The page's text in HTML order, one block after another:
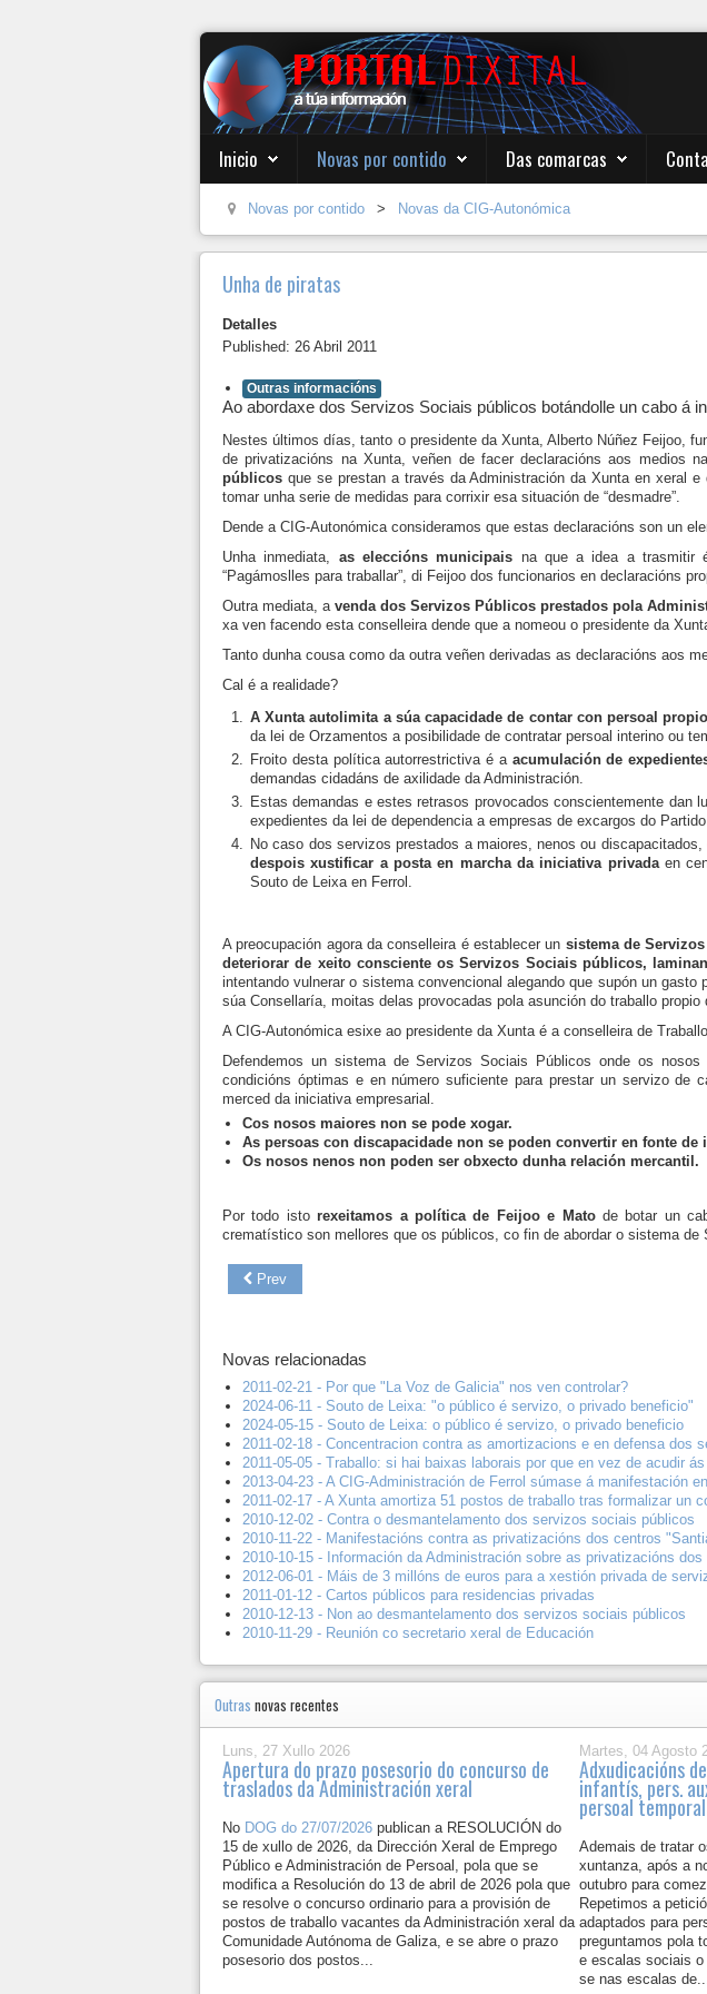
Inicio Novas por contido Das comarcas
Novas por contido > Novas da CIG-Autonómica
Unha de piratas
Detalles
Published: 26 Abril 2011
Outras informacións
Ao abordaxe dos Servizos Sociais públicos botándolle un cabo á
Nestes últimos días, tanto o presidente da Xunta, Alberto Núñez Feijoo,
de privatizacións na Xunta, veñen de facer declaracións aos medios
públicos que se prestan a través da Administración da Xunta en xeral e
tomar unha serie de medidas para corrixir esa situación de “desmadre”.
Dende a CIG-Autonómica consideramos que estas declaracións son un
Unha inmediata, as eleccións municipais na que a idea a trasmitir
“Pagámoslles para traballar”, di Feijoo dos funcionarios en declaracións
Outra mediata, a venda dos Servizos Públicos prestados pola
xa ven facendo esta conselleira dende que a nomeou o presidente da
Tanto dunha cousa como da outra veñen derivadas as declaracións aos
Cal é a realidade?
A Xunta autolimita a súa capacidade de contar con persoal propio
da lei de Orzamentos a posibilidade de contratar persoal interino ou
Froito desta política autorrestrictiva é a acumulación de
demandas cidadáns de axilidade da Administración.
Estas demandas e estes retrasos provocados conscientemente dan
expedientes da lei de dependencia a empresas de excargos do
No caso dos servizos prestados a maiores, nenos ou
despois xustificar a posta en marcha da iniciativa privadaen
Souto de Leixa en Ferrol.
A preocupación agora da conselleira é establecer un sistema de
deteriorar de xeito consciente os Servizos Sociais públicos,
intentando vulnerar o sistema convencional alegando que supón un
súa Consellaría, moitas delas provocadas pola asunción do traballo
A CIG-Autonómica esixe ao presidente da Xunta é a conselleira de
Defendemos un sistema de Servizos Sociais Públicos onde os
condicións óptimas e en número suficiente para prestar un servizo
merced da iniciativa empresarial.
Cos nosos maiores non se pode xogar.
As persoas con discapacidade non se poden convertir en fonte de
Os nosos nenos non poden ser obxecto dunha relación mercantil.
Por todo istorexeitamos a política de Feijoo e Matode botar un
crematístico son mellores que os públicos, co fin de abordar o sistema
Prev
Novas relacionadas
2011-02-21 - Por que "La Voz de Galicia" nos ven controlar?
2024-06-11 - Souto de Leixa: "o público é servizo, o privado beneficio"
2024-05-15 - Souto de Leixa: o público é servizo, o privado beneficio
2011-02-18 - Concentracion contra as amortizacions e en defensa dos
2011-05-05 - Traballo: si hai baixas laborais por que en vez de acudir
2013-04-23 - A CIG-Administración de Ferrol súmase á manifestación
2011-02-17 - A Xunta amortiza 51 postos de traballo tras formalizar un
2010-12-02 - Contra o desmantelamento dos servizos sociais públicos
2010-11-22 - Manifestacións contra as privatizacións dos centros
2010-10-15 - Información da Administración sobre as privatizacións dos
2012-06-01 - Máis de 3 millóns de euros para a xestión privada de
2011-01-12 - Cartos públicos para residencias privadas
2010-12-13 - Non ao desmantelamento dos servizos sociais públicos
2010-11-29 - Reunión co secretario xeral de Educación
Outras novas recentes
Luns, 27 Xullo 2026
Apertura do prazo posesorio do concurso de
traslados da Administración xeral
No DOG do 27/07/2026 publican a RESOLUCIÓN do
15 de xullo de 2026, da Dirección Xeral de Emprego
Público e Administración de Persoal, pola que se
modifica a Resolución do 13 de abril de 2026 pola que
se resolve o concurso ordinario para a provisión de
postos de traballo vacantes da Administración xeral da
Comunidade Autónoma de Galiza, e se abre o prazo
posesorio dos postos...
Martes, 04 Agosto
Adxudicacións
infantís, pers.
persoal
Ademais de tratar
xuntanza, após a
outubro para
Repetimos a
adaptados para
preguntamos pola
e escalas sociais
se nas escalas